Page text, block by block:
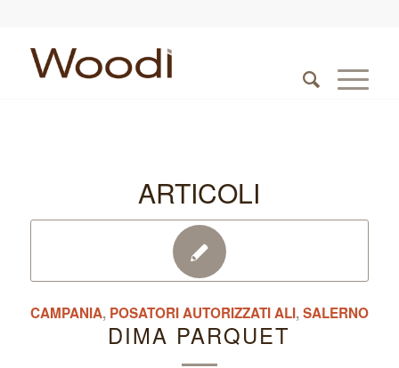
ARTICOLI
CAMPANIA, POSATORI AUTORIZZATI ALI,SALERNO
DIMA PARQUET